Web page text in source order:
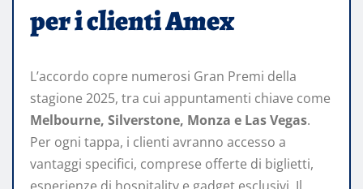
per i clienti Amex
L’accordo copre numerosi Gran Premi della
stagione 2025, tra cui appuntamenti chiave come
Melbourne, Silverstone, Monza e Las Vegas.
Per ogni tappa, i clienti avranno accesso a
vantaggi specifici, comprese offerte di biglietti,